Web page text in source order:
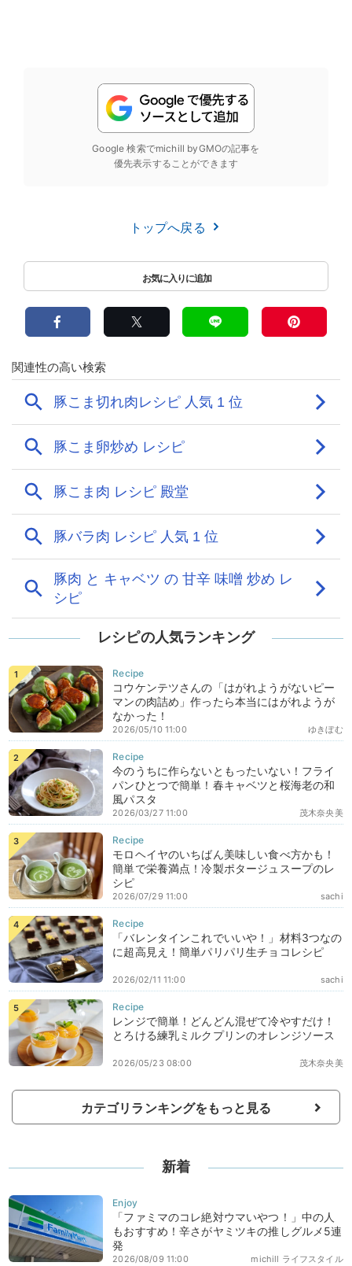
Google 検索でmichill byGMOの記事を
優先表示することができます
トップへ戻る
レシピの人気ランキング
コウケンテツさんの「はがれようがないピー
マンの肉詰め」作ったら本当にはがれようが
なかった！
ゆきぼむ
2026/05/10 11:00
今のうちに作らないともったいない！フライ
パンひとつで簡単！春キャベツと桜海老の和
風パスタ
茂木奈央美
2026/03/27 11:00
モロヘイヤのいちばん美味しい食べ方かも！
簡単で栄養満点！冷製ポタージュスープのレ
シピ
sachi
2026/07/29 11:00
「バレンタインこれでいいや！」材料3つなの
に超高見え！簡単パリパリ生チョコレシピ
sachi
2026/02/11 11:00
レンジで簡単！どんどん混ぜて冷やすだけ！
とろける練乳ミルクプリンのオレンジソース
茂木奈央美
2026/05/23 08:00
カテゴリランキングをもっと見る
新着
「ファミマのコレ絶対ウマいやつ！」中の人
もおすすめ！辛さがヤミツキの推しグルメ5連
発
michill ライフスタイル
2026/08/09 11:00